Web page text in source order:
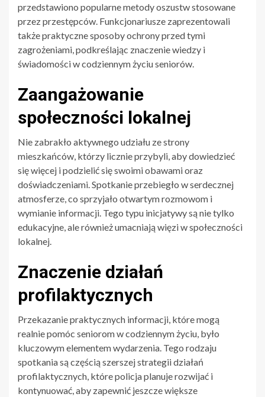
przedstawiono popularne metody oszustw stosowane
przez przestępców. Funkcjonariusze zaprezentowali
także praktyczne sposoby ochrony przed tymi
zagrożeniami, podkreślając znaczenie wiedzy i
świadomości w codziennym życiu seniorów.
Zaangażowanie
społeczności lokalnej
Nie zabrakło aktywnego udziału ze strony
mieszkańców, którzy licznie przybyli, aby dowiedzieć
się więcej i podzielić się swoimi obawami oraz
doświadczeniami. Spotkanie przebiegło w serdecznej
atmosferze, co sprzyjało otwartym rozmowom i
wymianie informacji. Tego typu inicjatywy są nie tylko
edukacyjne, ale również umacniają więzi w społeczności
lokalnej.
Znaczenie działań
profilaktycznych
Przekazanie praktycznych informacji, które mogą
realnie pomóc seniorom w codziennym życiu, było
kluczowym elementem wydarzenia. Tego rodzaju
spotkania są częścią szerszej strategii działań
profilaktycznych, które policja planuje rozwijać i
kontynuować, aby zapewnić jeszcze większe